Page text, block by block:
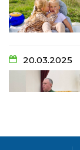
09:20
28 чер
Проза
болить…
14:44 Рік
20.03.2025
06.12.2024